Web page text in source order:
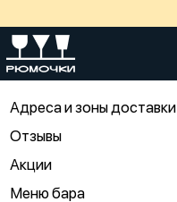
Адреса и зоны доставки
Отзывы
Акции
Меню бара